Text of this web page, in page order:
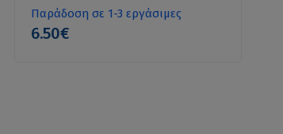
Παράδοση σε 1-3 εργάσιμες
6.50€